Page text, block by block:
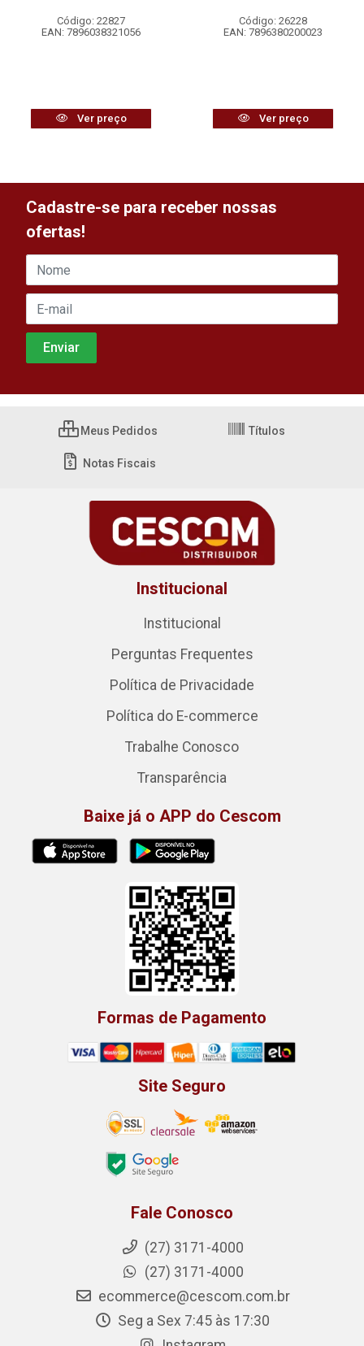
Código: 22827
EAN: 7896038321056
Ver preço
Código: 26228
EAN: 7896380200023
Ver preço
Cadastre-se para receber nossas
ofertas!
Meus Pedidos Títulos
Notas Fiscais
Institucional
Institucional
Perguntas Frequentes
Política de Privacidade
Política do E-commerce
Trabalhe Conosco
Transparência
Baixe já o APP do Cescom
Formas de Pagamento
Site Seguro
Fale Conosco
(27) 3171-4000
(27) 3171-4000
ecommerce@cescom.com.br
Seg a Sex 7:45 às 17:30